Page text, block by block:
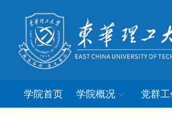
学院首页 学院概况 党群工